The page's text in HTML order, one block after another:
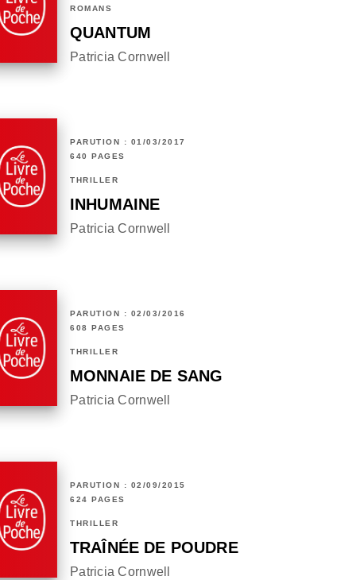
ROMANS
QUANTUM
Patricia Cornwell
PARUTION : 01/03/2017
640 PAGES
THRILLER
INHUMAINE
Patricia Cornwell
PARUTION : 02/03/2016
608 PAGES
THRILLER
MONNAIE DE SANG
Patricia Cornwell
PARUTION : 02/09/2015
624 PAGES
THRILLER
TRAÎNÉE DE POUDRE
Patricia Cornwell